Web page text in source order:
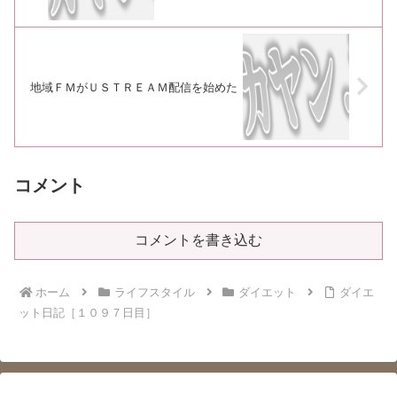
地域ＦＭがＵＳＴＲＥＡＭ配信を始めた
コメント
コメントを書き込む
ホーム ライフスタイル ダイエット
ダイエ
ット日記［１０９７日目］